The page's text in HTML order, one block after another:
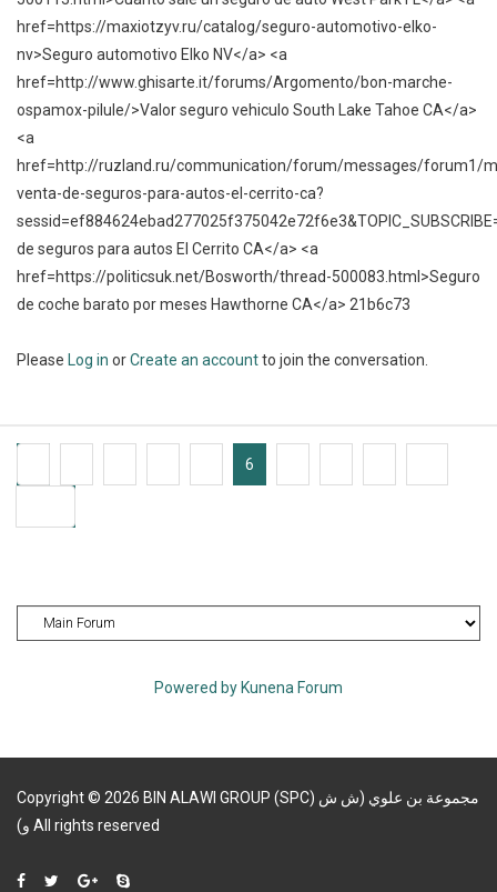
href=https://maxiotzyv.ru/catalog/seguro-automotivo-elko-
nv>Seguro automotivo Elko NV</a> <a
href=http://www.ghisarte.it/forums/Argomento/bon-marche-
ospamox-pilule/>Valor seguro vehiculo South Lake Tahoe CA</a>
<a
href=http://ruzland.ru/communication/forum/messages/forum1/
venta-de-seguros-para-autos-el-cerrito-ca?
de seguros para autos El Cerrito CA</a> <a
href=https://politicsuk.net/Bosworth/thread-500083.html>Seguro
de coche barato por meses Hawthorne CA</a> 21b6c73
Please Log in orCreate an accountto join the conversation.
6
Powered by Kunena Forum
Copyright© 2026 BIN ALAWI GROUP (SPC) مجموعة بن علوي (ش ش
و) All rights reserved